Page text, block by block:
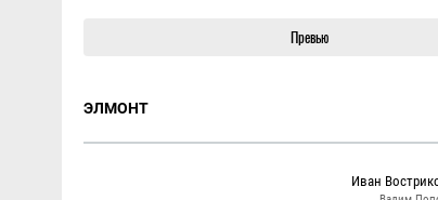
Превью
ЭЛМОНТ
Иван